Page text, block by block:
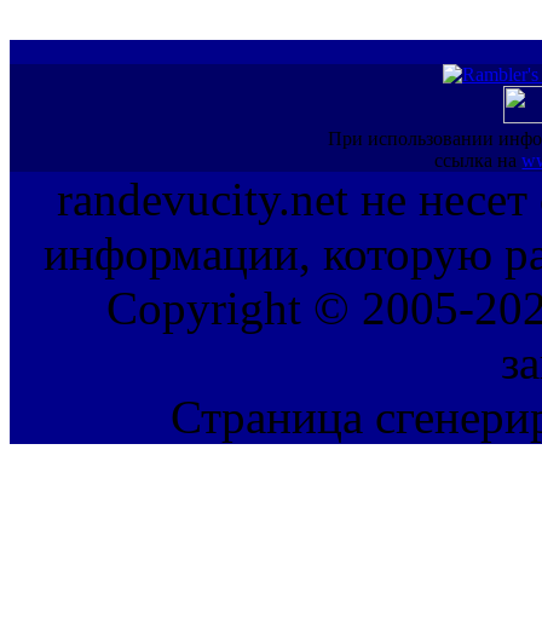
При использовании
ссылка на
randevucity.net не несет
информации, которую
Copyright © 2005-
Страница